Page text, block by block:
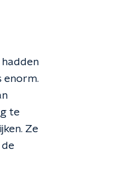
enorm.
te
Ze
de